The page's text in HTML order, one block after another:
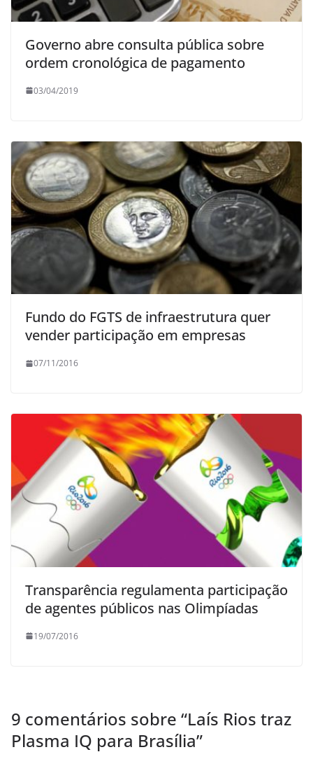
Governo abre consulta pública sobre
ordem cronológica de pagamento
03/04/2019
Fundo do FGTS de infraestrutura quer
vender participação em empresas
07/11/2016
Transparência regulamenta participação
de agentes públicos nas Olimpíadas
19/07/2016
9 comentários sobre “Laís Rios traz
Plasma IQ para Brasília”